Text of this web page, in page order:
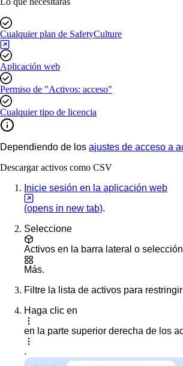
Cualquier plan de SafetyCulture
Aplicación web
Permiso de "Activos: acceso"
Cualquier tipo de licencia
Dependiendo de los ajustes de acceso a
Descargar activos como CSV
Inicie sesión en la aplicación web
(opens in new tab).
Seleccione
Activos en la barra lateral o
Más.
Filtre la lista de activos para
Haga clic en
en la parte superior derecha de los
.